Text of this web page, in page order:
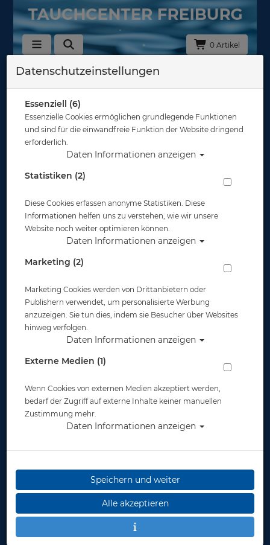
0 Artikel
20201000 - Neoprenanzüge
TOP
Flexa 3/2 - 2023 -
Damen
ab 399,00 €
TOP
Flexa 3/2 - 2023 -
Herren
Datenschutzeinstellungen
Essenziell (6)
Essenzielle Cookies ermöglichen grundlegende Funktionen
und sind für die einwandfreie Funktion der Website dringend
erforderlich.
Daten Informationen anzeigen
Statistiken (2)
Diese Cookies erfassen anonyme Statistiken. Diese
Informationen helfen uns zu verstehen, wie wir unsere
Website noch weiter optimieren können.
Daten Informationen anzeigen
Marketing (2)
Marketing Cookies werden von Drittanbietern oder
Publishern verwendet, um personalisierte Werbung
anzuzeigen. Sie tun dies, indem sie Besucher über Websites
hinweg verfolgen.
Daten Informationen anzeigen
Externe Medien (1)
Wenn Cookies von externen Medien akzeptiert werden,
bedarf der Zugriff auf externe Inhalte keiner manuellen
Zustimmung mehr.
Daten Informationen anzeigen
Speichern und weiter
Alle akzeptieren